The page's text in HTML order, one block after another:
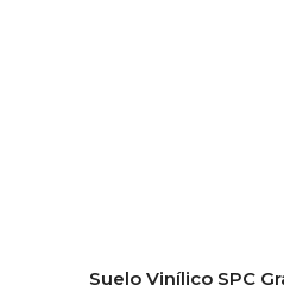
Suelo Vinílico SPC